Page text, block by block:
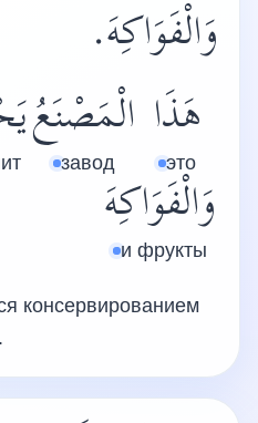
وَالْفَوَاكِهَ.
هَذَا
это
الْمَصْنَعُ
завод
وَالْفَوَاكِهَ
и фрукты
консервированием